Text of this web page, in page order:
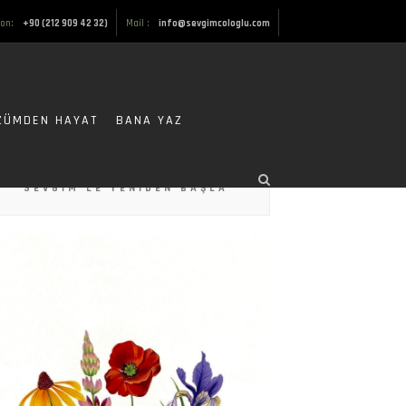
+90 (212 909 42 32) Mail : info@sevgimcologlu.com
HAYAT
BANA YAZ
SEVGIM’LE YENIDEN BAŞLA